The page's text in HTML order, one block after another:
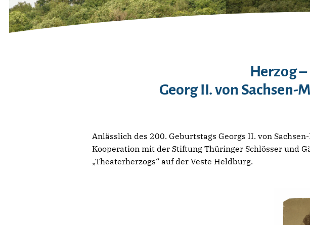
Herzog
Georg II. von
Anlässlich des 200. Geburtstags Georgs II. von
Kooperation mit der Stiftung Thüringer Schlösser und
„Theaterherzogs“ auf der Veste Heldburg.